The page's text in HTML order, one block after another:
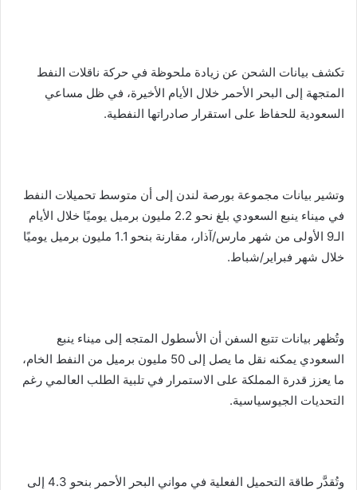
تكشف بيانات الشحن عن زيادة ملحوظة في حركة ناقلات النفط
المتجهة إلى البحر الأحمر خلال الأيام الأخيرة، في ظل مساعي
السعودية للحفاظ على استقرار صادراتها النفطية.
وتشير بيانات مجموعة بورصة لندن إلى أن متوسط تحميلات النفط
في ميناء ينبع السعودي بلغ نحو 2.2 مليون برميل يوميًا خلال الأيام
الـ9 الأولى من شهر مارس/آذار، مقارنة بنحو 1.1 مليون برميل يوميًا
خلال شهر فبراير/شباط.
وتُظهر بيانات تتبع السفن أن الأسطول المتجه إلى ميناء ينبع
السعودي يمكنه نقل ما يصل إلى 50 مليون برميل من النفط الخام،
ما يعزز قدرة المملكة على الاستمرار في تلبية الطلب العالمي رغم
التحديات الجيوسياسية.
وتُقدَّر طاقة التحميل الفعلية في مواني البحر الأحمر بنحو 4.3 إلى